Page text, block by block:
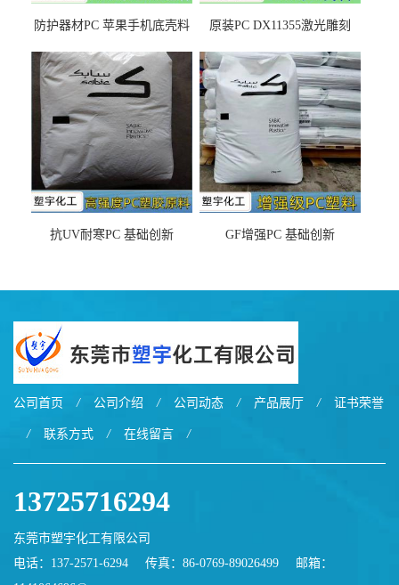
防护器材PC 苹果手机底壳料
之忧
原装PC DX11355激光雕刻
抗UV耐寒PC 基础创新
GF增强PC 基础创新
公司首页 / 公司介绍 / 公司动态 / 产品展厅 / 证书荣誉
/ 联系方式 / 在线留言 /
13725716294
东莞市塑宇化工有限公司
电话：137-2571-6294
传真：86-0769-89026499
邮箱：